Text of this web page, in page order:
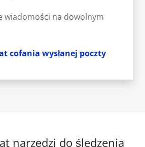
wiadomości na dowolnym
cofania wysłanej poczty
narzędzi do śledzenia